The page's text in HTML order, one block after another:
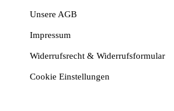
Unsere AGB
Impressum
Widerrufsrecht & Widerrufsformular
Cookie Einstellungen